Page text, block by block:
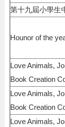
第十九屆小學生
Hounor of the
Love Animals,
Book Creation
Love Animals,
Book Creation
Love Animals,